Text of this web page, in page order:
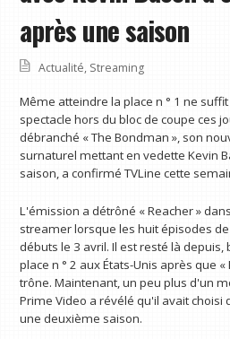
après une saison
Actualité, Streaming
Même atteindre la place n ° 1 ne
spectacle hors du bloc de coupe ces
débranché « The Bondman », son
surnaturel mettant en vedette Kevin
saison, a confirmé TVLine cette
L'émission a détrôné « Reacher »
streamer lorsque les huit épisodes
débuts le 3 avril. Il est resté là
place n ° 2 aux États-Unis après que
trône. Maintenant, un peu plus d'un
Prime Video a révélé qu'il avait choisi
une deuxième saison.